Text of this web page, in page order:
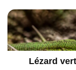
Lézard